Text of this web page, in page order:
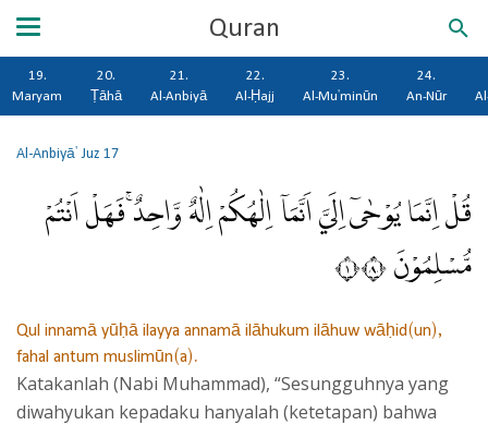
Quran
19.
Maryam
20.
Ṭāhā
21.
Al-Anbiyā
22.
Al-Ḥajj
23.
Al-Mu'minūn
24.
An-Nūr
Al-Anbiyā'Juz 17
قُلْ اِنَّمَا يُوْحٰىٓ اِلَيَّ اَنَّمَآ اِلٰهُكُمْ اِلٰهٌ وَّاحِدٌۚ فَهَلْ اَنْتُمْ
مُّسْلِمُوْنَ ١٠٨
Qul innamā yūḥā ilayya annamā ilāhukum ilāhuw wāḥid(un),
fahal antum muslimūn(a).
Katakanlah (Nabi Muhammad), “Sesungguhnya yang
diwahyukan kepadaku hanyalah (ketetapan) bahwa